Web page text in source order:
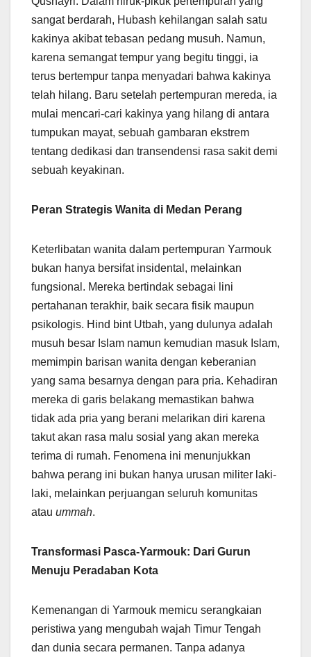
sangat berdarah, Hubash kehilangan salah satu
kakinya akibat tebasan pedang musuh. Namun,
karena semangat tempur yang begitu tinggi, ia
terus bertempur tanpa menyadari bahwa kakinya
telah hilang. Baru setelah pertempuran mereda, ia
mulai mencari-cari kakinya yang hilang di antara
tumpukan mayat, sebuah gambaran ekstrem
tentang dedikasi dan transendensi rasa sakit demi
sebuah keyakinan.
Peran Strategis Wanita di Medan Perang
Keterlibatan wanita dalam pertempuran Yarmouk
bukan hanya bersifat insidental, melainkan
fungsional. Mereka bertindak sebagai lini
pertahanan terakhir, baik secara fisik maupun
psikologis. Hind bint Utbah, yang dulunya adalah
musuh besar Islam namun kemudian masuk Islam,
memimpin barisan wanita dengan keberanian
yang sama besarnya dengan para pria. Kehadiran
mereka di garis belakang memastikan bahwa
tidak ada pria yang berani melarikan diri karena
takut akan rasa malu sosial yang akan mereka
terima di rumah. Fenomena ini menunjukkan
bahwa perang ini bukan hanya urusan militer laki-
laki, melainkan perjuangan seluruh komunitas
atau ummah.
Transformasi Pasca-Yarmouk: Dari Gurun
Menuju Peradaban Kota
Kemenangan di Yarmouk memicu serangkaian
peristiwa yang mengubah wajah Timur Tengah
dan dunia secara permanen. Tanpa adanya